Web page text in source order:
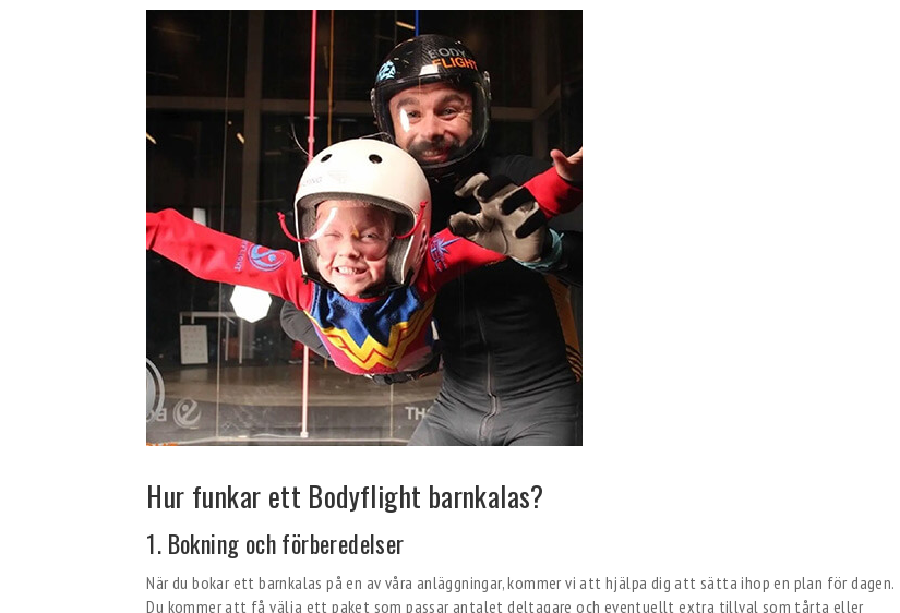
Hur funkar ett Bodyflight barnkalas?
1. Bokning och förberedelser
När du bokar ett barnkalas på en av våra anläggningar, kommer vi att hjälpa dig att sätta ihop en plan för dagen.
Du kommer att få välja ett paket som passar antalet deltagare och eventuellt extra tillval som tårta eller